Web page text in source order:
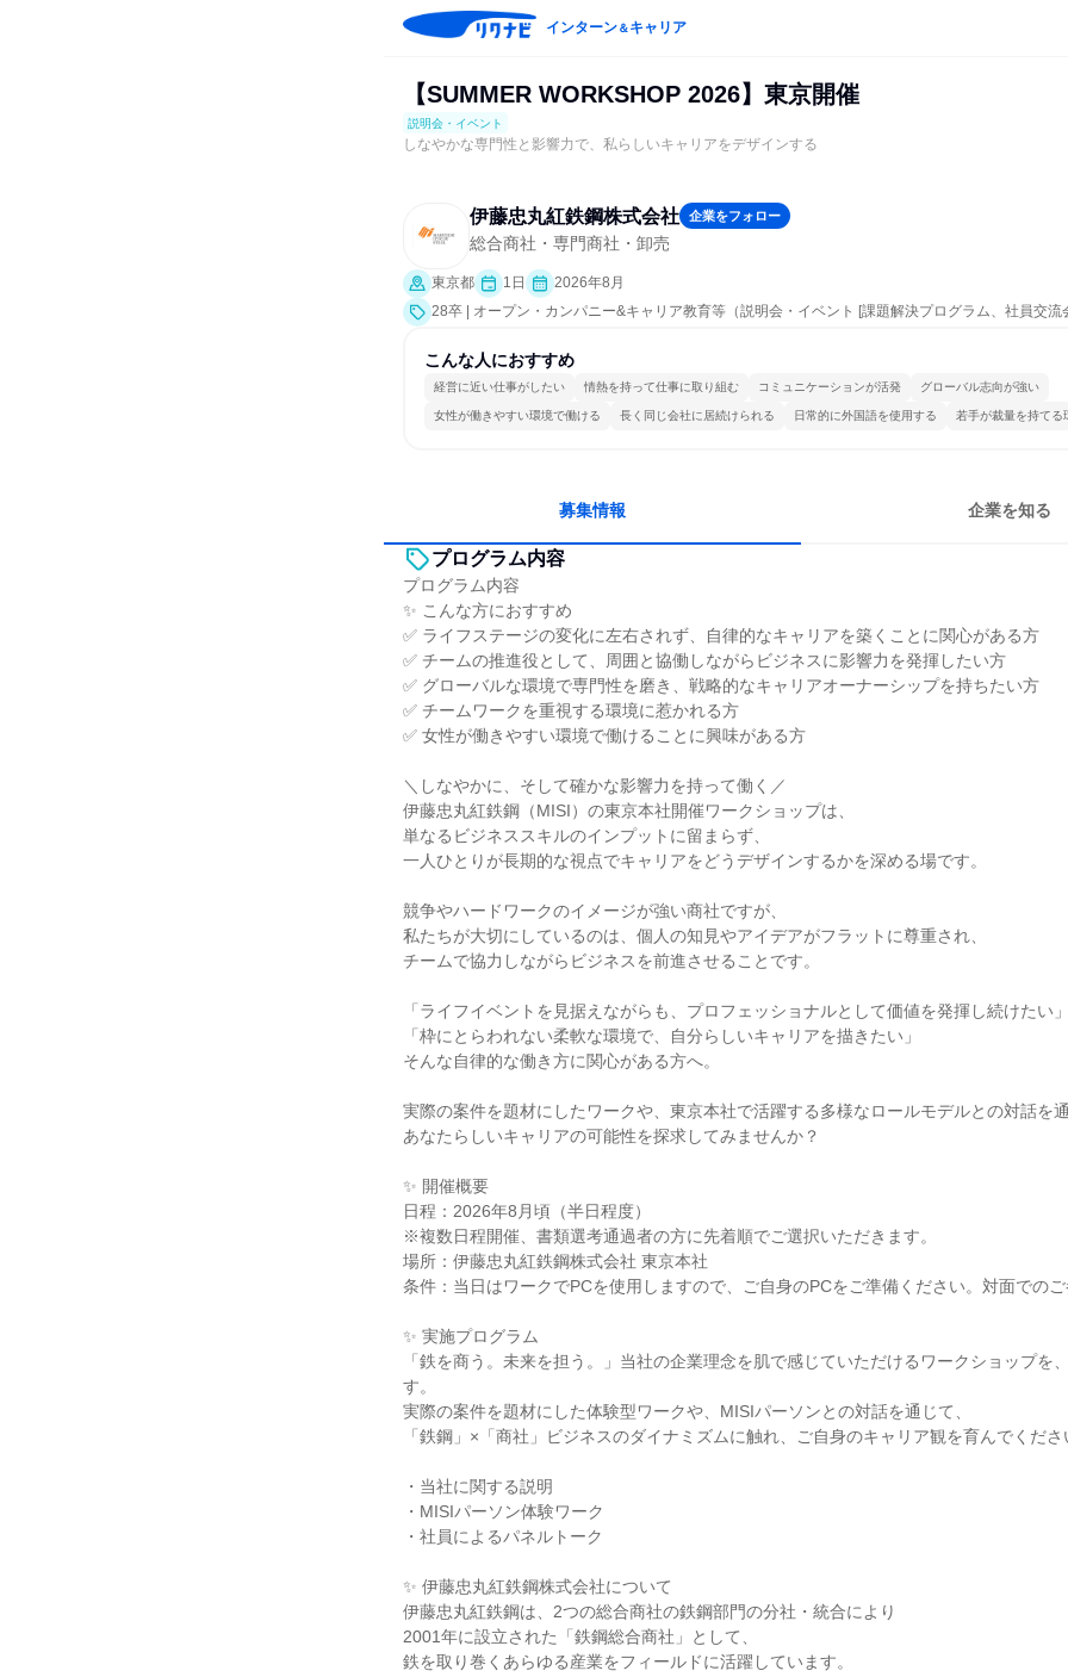
インターン＆キャリア
【SUMMER WORKSHOP 2026】東京開催
説明会・イベント
しなやかな専門性と影響力で、私らしいキャリアをデザインする
伊藤忠丸紅鉄鋼株式会社 企業をフォロー
総合商社・専門商社・卸売
東京都 1日
2026年8月
28卒 | オープン・カンパニー&キャリア教育等（説明会・イベント [課題解決プログラム、社員交流
こんな人におすすめ
経営に近い仕事がしたい 情熱を持って仕事に取り組む コミュニケーションが活発 グローバル志向が強い
女性が働きやすい環境で働ける 長く同じ会社に居続けられる 日常的に外国語を使用する 若手が裁量を持てる
募集情報 企業を知る
プログラム内容
プログラム内容
✨ こんな方におすすめ
✅ ライフステージの変化に左右されず、自律的なキャリアを築くことに関心がある方
✅ チームの推進役として、周囲と協働しながらビジネスに影響力を発揮したい方
✅ グローバルな環境で専門性を磨き、戦略的なキャリアオーナーシップを持ちたい方
✅ チームワークを重視する環境に惹かれる方
✅ 女性が働きやすい環境で働けることに興味がある方
＼しなやかに、そして確かな影響力を持って働く／
伊藤忠丸紅鉄鋼（MISI）の東京本社開催ワークショップは、
単なるビジネススキルのインプットに留まらず、
一人ひとりが長期的な視点でキャリアをどうデザインするかを深める場です。
競争やハードワークのイメージが強い商社ですが、
私たちが大切にしているのは、個人の知見やアイデアがフラットに尊重され、
チームで協力しながらビジネスを前進させることです。
「ライフイベントを見据えながらも、プロフェッショナルとして価値を発揮し続けたい」
「枠にとらわれない柔軟な環境で、自分らしいキャリアを描きたい」
そんな自律的な働き方に関心がある方へ。
実際の案件を題材にしたワークや、東京本社で活躍する多様なロールモデルとの対話を通
あなたらしいキャリアの可能性を探求してみませんか？
✨ 開催概要
日程：2026年8月頃（半日程度）
※複数日程開催、書類選考通過者の方に先着順でご選択いただきます。
場所：伊藤忠丸紅鉄鋼株式会社 東京本社
条件：当日はワークでPCを使用しますので、ご自身のPCをご準備ください。対面でのご
✨ 実施プログラム
「鉄を商う。未来を担う。」当社の企業理念を肌で感じていただけるワークショップを
す。
実際の案件を題材にした体験型ワークや、MISIパーソンとの対話を通じて、
「鉄鋼」×「商社」ビジネスのダイナミズムに触れ、ご自身のキャリア観を育んでくださ
・当社に関する説明
・MISIパーソン体験ワーク
・社員によるパネルトーク
✨ 伊藤忠丸紅鉄鋼株式会社について
伊藤忠丸紅鉄鋼は、2つの総合商社の鉄鋼部門の分社・統合により
2001年に設立された「鉄鋼総合商社」として、
鉄を取り巻くあらゆる産業をフィールドに活躍しています。